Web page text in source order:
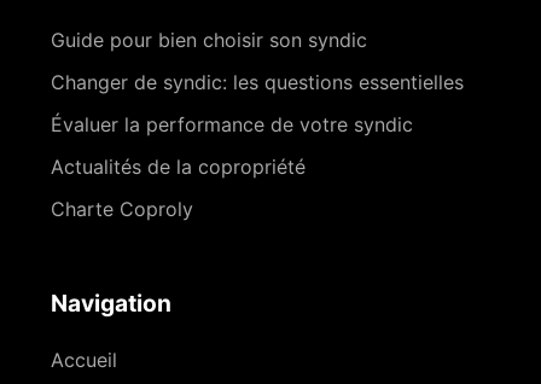
Guide pour bien choisir son syndic
Changer de syndic: les questions essentielles
Évaluer la performance de votre syndic
Actualités de la copropriété
Charte Coproly
Navigation
Accueil